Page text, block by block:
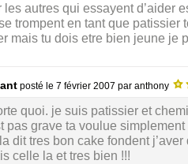
autres qui essayent d’aider
trompent en tant que patissier
mais tu dois etre bien jeune je
posté le 7 février 2007 par anthony
quoi. je suis patissier et
pas grave ta voulue
dit tres bon cake fondent
celle la et tres bien !!!